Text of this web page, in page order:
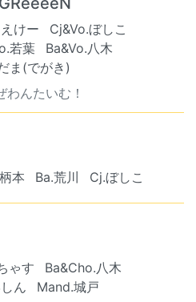
けー
Cj&Vo.ぼしこ
若葉
Ba&Vo.八木
ま(でがき)
わんたいむ！
本 Ba.荒川 Cj.ぼしこ
ゃす
Ba&Cho.八木
ん Mand.城戸